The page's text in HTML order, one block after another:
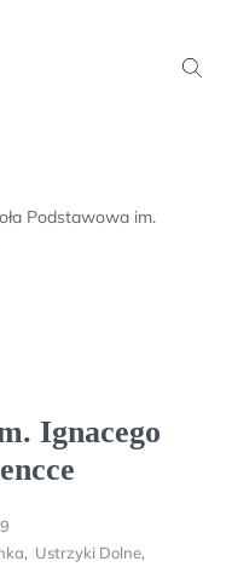
Podstawowa im.
Ignacego
, Ustrzyki Dolne,